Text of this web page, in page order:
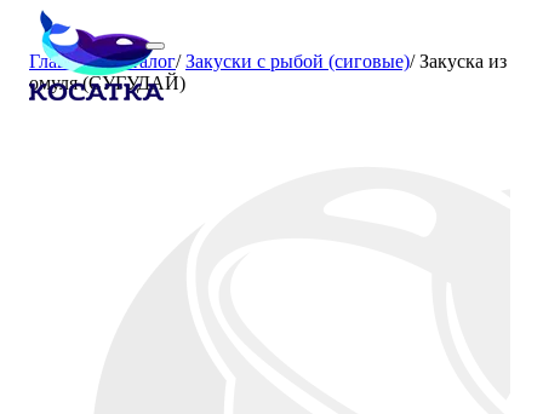
Главная/Каталог/Закуски с рыбой (сиговые)/Закуска из
омуля (СУГУДАЙ)